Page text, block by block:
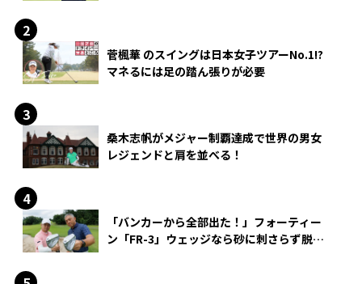
菅楓華 のスイングは日本女子ツアーNo.1!?
マネるには足の踏ん張りが必要
桑木志帆がメジャー制覇達成で世界の男女
レジェンドと肩を並べる！
「バンカーから全部出た！」フォーティー
ン「FR-3」ウェッジなら砂に刺さらず脱出